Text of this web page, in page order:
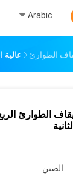
Arabic
الطوارئ
الطوارئ
الصين